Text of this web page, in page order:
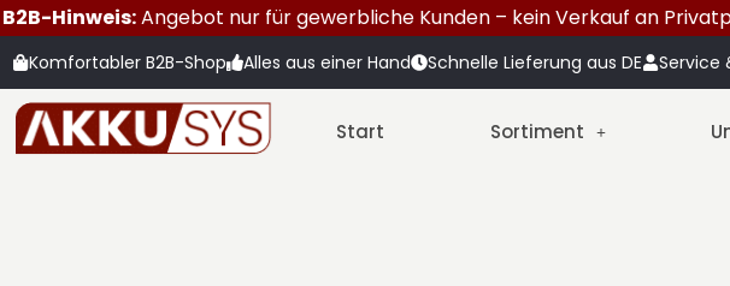
B2B-Hinweis:Angebot nur für gewerbliche Kunden – kein Verkauf an
Komfortabler B2B-Shop Alles aus einer Hand Schnelle Lieferung aus DE Service
Start Sortiment